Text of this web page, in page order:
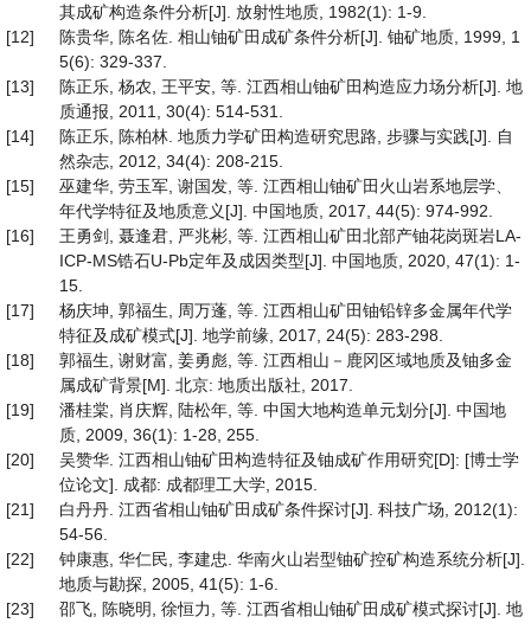
其成矿构造条件分析[J]. 放射性地质, 1982(1): 1-9.
[12]
陈贵华, 陈名佐. 相山铀矿田成矿条件分析[J]. 铀矿地质, 1999, 1
5(6): 329-337.
[13]
陈正乐, 杨农, 王平安, 等. 江西相山铀矿田构造应力场分析[J]. 地
质通报, 2011, 30(4): 514-531.
[14]
陈正乐, 陈柏林. 地质力学矿田构造研究思路, 步骤与实践[J]. 自
然杂志, 2012, 34(4): 208-215.
[15]
巫建华, 劳玉军, 谢国发, 等. 江西相山铀矿田火山岩系地层学、
年代学特征及地质意义[J]. 中国地质, 2017, 44(5): 974-992.
[16]
王勇剑, 聂逢君, 严兆彬, 等. 江西相山矿田北部产铀花岗斑岩LA-
ICP-MS锆石U-Pb定年及成因类型[J]. 中国地质, 2020, 47(1): 1-
15.
[17]
杨庆坤, 郭福生, 周万蓬, 等. 江西相山矿田铀铅锌多金属年代学
特征及成矿模式[J]. 地学前缘, 2017, 24(5): 283-298.
[18]
郭福生, 谢财富, 姜勇彪, 等. 江西相山－鹿冈区域地质及铀多金
属成矿背景[M]. 北京: 地质出版社, 2017.
[19]
潘桂棠, 肖庆辉, 陆松年, 等. 中国大地构造单元划分[J]. 中国地
质, 2009, 36(1): 1-28, 255.
[20]
吴赞华. 江西相山铀矿田构造特征及铀成矿作用研究[D]: [博士学
位论文]. 成都: 成都理工大学, 2015.
[21]
白丹丹. 江西省相山铀矿田成矿条件探讨[J]. 科技广场, 2012(1):
54-56.
[22]
钟康惠, 华仁民, 李建忠. 华南火山岩型铀矿控矿构造系统分析[J].
地质与勘探, 2005, 41(5): 1-6.
[23]
邵飞, 陈晓明, 徐恒力, 等. 江西省相山铀矿田成矿模式探讨[J]. 地